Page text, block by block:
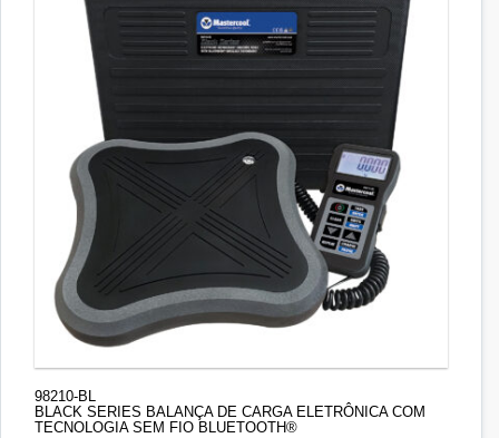
98210-BL
BLACK SERIES BALANÇA DE CARGA ELETRÔNICA COM
TECNOLOGIA SEM FIO BLUETOOTH®